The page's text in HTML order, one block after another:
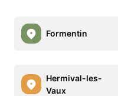
Formentin
Hermival-les-
Vaux